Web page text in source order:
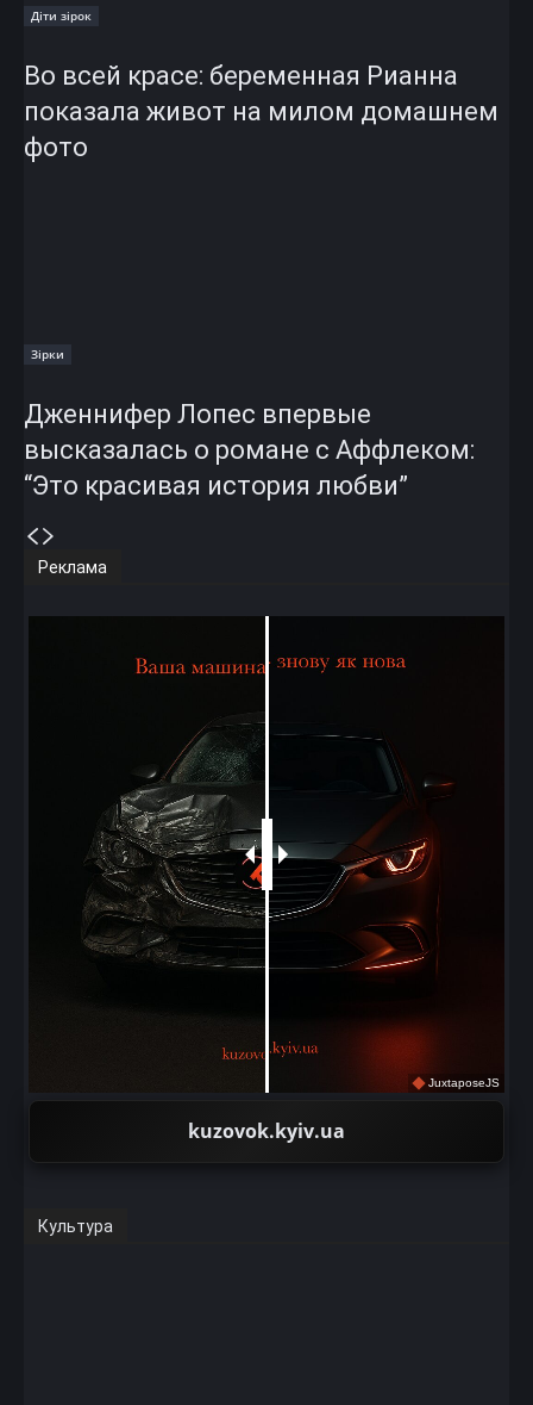
Діти зірок
Во всей красе: беременная Рианна
показала живот на милом домашнем
фото
Зірки
Дженнифер Лопес впервые
высказалась о романе с Аффлеком:
“Это красивая история любви”
Реклама
JuxtaposeJS
kuzovok.kyiv.ua
Культура